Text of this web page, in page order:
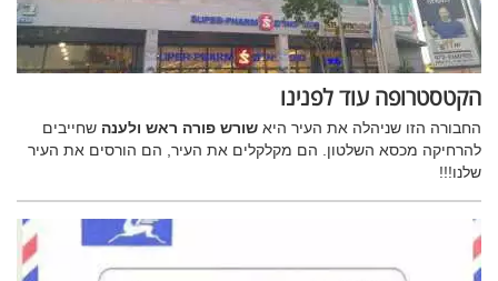
הקטסטרופה עוד לפנינו
החבורה הזו שניהלה את העיר היא שורש פורה ראש ולענה שחייבים
להרחיקה מכסא השלטון. הם מקלקלים את העיר, הם הורסים את העיר
שלנו!!!